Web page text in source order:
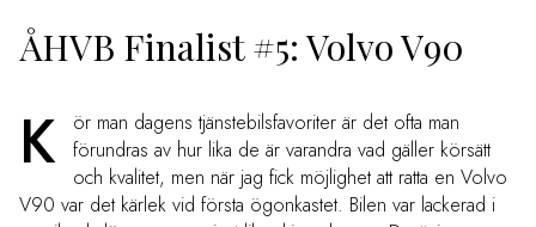
ÅHVB Finalist #5: Volvo V90
K
ör man dagens tjänstebilsfavoriter är det ofta man
förundras av hur lika de är varandra vad gäller körsätt
och kvalitet, men när jag fick möjlighet att ratta en Volvo
V90 var det kärlek vid första ögonkastet. Bilen var lackerad i